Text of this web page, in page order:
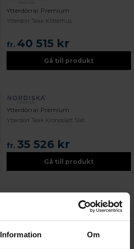
Information Om
Ytterdörrar Premium
Ytterdörr Teak Klitterhus
fr. 40 515 kr
Gå till produkt
Ytterdörrar Premium
Ytterdörr Teak Kronoslätt Slät
fr. 35 526 kr
Gå till produkt